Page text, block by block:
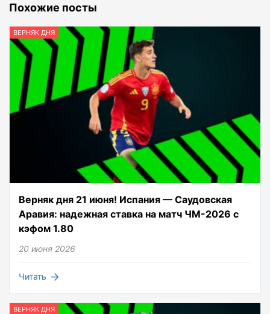
Похожие посты
ВЕРНЯК ДНЯ
Верняк дня 21 июня! Испания — Саудовская
Аравия: надежная ставка на матч ЧМ-2026 с
кэфом 1.80
20 июня 2026
Читать
ВЕРНЯК ДНЯ